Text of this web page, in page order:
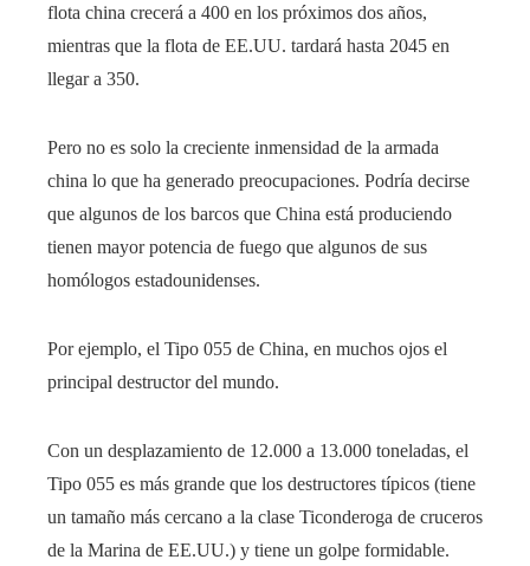
flota china crecerá a 400 en los próximos dos años,
mientras que la flota de EE.UU. tardará hasta 2045 en
llegar a 350.
Pero no es solo la creciente inmensidad de la armada
china lo que ha generado preocupaciones. Podría decirse
que algunos de los barcos que China está produciendo
tienen mayor potencia de fuego que algunos de sus
homólogos estadounidenses.
Por ejemplo, el Tipo 055 de China, en muchos ojos el
principal destructor del mundo.
Con un desplazamiento de 12.000 a 13.000 toneladas, el
Tipo 055 es más grande que los destructores típicos (tiene
un tamaño más cercano a la clase Ticonderoga de cruceros
de la Marina de EE.UU.) y tiene un golpe formidable.